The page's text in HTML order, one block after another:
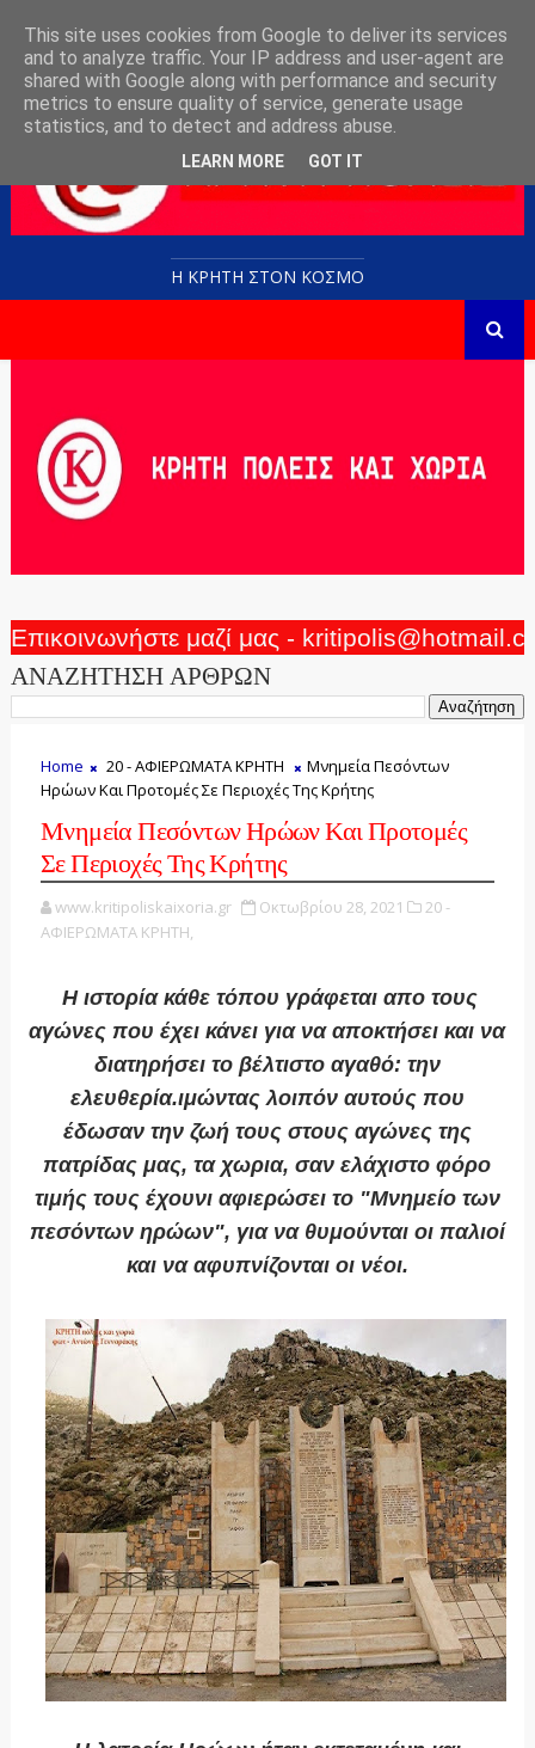
Η ΚΡΗΤΗ ΣΤΟN KOΣΜΟ
Επικοινωνήστε μαζί μας -
ΑΝΑΖΗΤΗΣΗ ΑΡΘΡΩΝ
Home 20 - ΑΦΙΕΡΩΜΑΤΑ ΚΡΗΤΗ
Μνημεία Πεσόντων
Ηρώων Και Προτομές Σε Περιοχές Της Κρήτης
Μνημεία Πεσόντων Ηρώων Και Προτομές
Σε Περιοχές Της Κρήτης
www.kritipoliskaixoria.gr Οκτωβρίου 28, 2021
20 -
ΑΦΙΕΡΩΜΑΤΑ ΚΡΗΤΗ,
Η ιστορία κάθε τόπου γράφεται απο τους
αγώνες που έχει κάνει για να αποκτήσει και να
διατηρήσει το βέλτιστο αγαθό: την
ελευθερία.ιμώντας λοιπόν αυτούς που
έδωσαν την ζωή τους στους αγώνες της
πατρίδας μας, τα χωρια, σαν ελάχιστο φόρο
τιμής τους έχουνι αφιερώσει το "Μνημείο των
πεσόντων ηρώων", για να θυμούνται οι παλιοί
και να αφυπνίζονται οι νέοι.
This site uses cookies from Google to deliver its services
and to analyze traffic. Your IP address and user-agent are
shared with Google along with performance and security
metrics to ensure quality of service, generate usage
statistics, and to detect and address abuse.
LEARN MORE GOT IT